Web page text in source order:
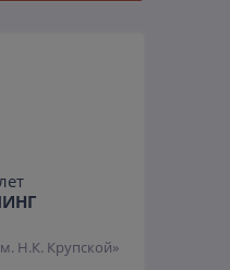
Н.К. Крупской»